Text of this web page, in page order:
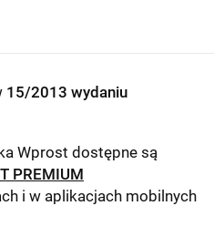
15/2013 wydaniu
Wprost dostępne są
PREMIUM
i w aplikacjach mobilnych